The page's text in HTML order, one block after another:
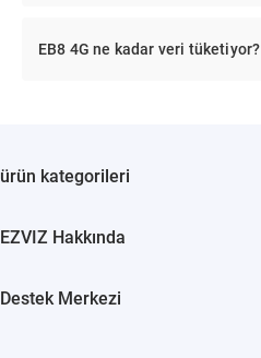
EB8 4G ne kadar veri tüketiyor?
ürün kategorileri
EZVIZ Hakkında
Destek Merkezi